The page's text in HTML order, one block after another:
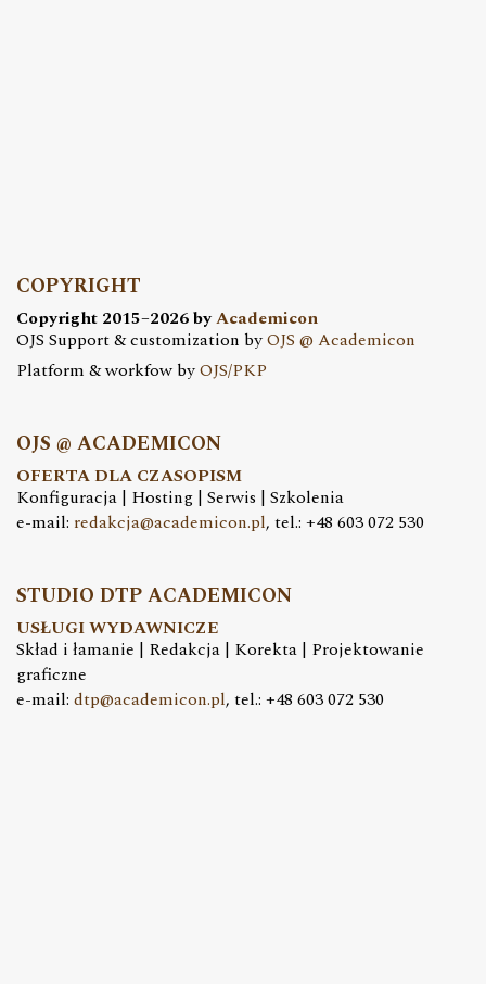
COPYRIGHT
Copyright 2015–2026 byAcademicon
OJS Support & customization byOJS @ Academicon
Platform & workfow byOJS/PKP
OJS @ ACADEMICON
OFERTA DLA CZASOPISM
Konfiguracja | Hosting | Serwis | Szkolenia
e-mail: redakcja@academicon.pl, tel.: +48 603 072 530
STUDIO DTP ACADEMICON
USŁUGI WYDAWNICZE
Skład i łamanie | Redakcja | Korekta | Projektowanie
graficzne
e-mail: dtp@academicon.pl, tel.: +48 603 072 530